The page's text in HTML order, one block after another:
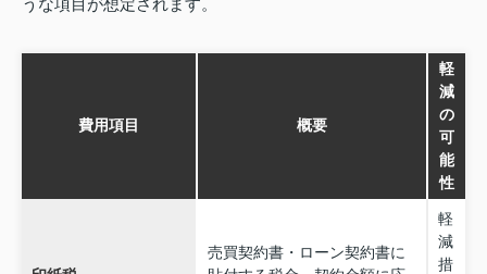
うな項目が想定されます。
費用項目 概要
軽
減
の
可
能
性
売買契約書・ローン契約書に
軽
減
措